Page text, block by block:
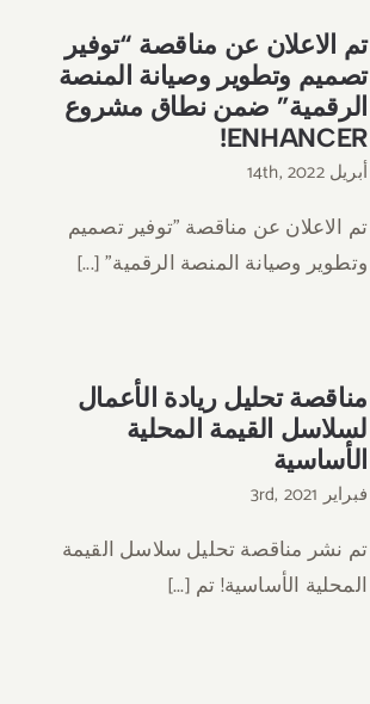
تم الاعلان عن مناقصة “توفير
تصميم وتطوير وصيانة المنصة
الرقمية” ضمن نطاق مشروع
ENHANCER!
أبريل 14th, 2022
تم الاعلان عن مناقصة "توفير تصميم
وتطوير وصيانة المنصة الرقمية" [...]
مناقصة تحليل ريادة الأعمال
لسلاسل القيمة المحلية
الأساسية
فبراير 3rd, 2021
تم نشر مناقصة تحليل سلاسل القيمة
المحلية الأساسية! تم [...]